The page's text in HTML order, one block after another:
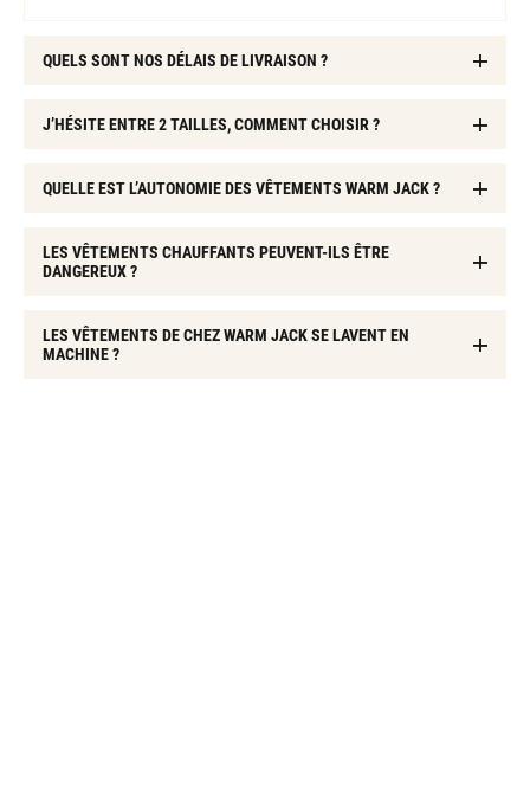
QUELS SONT NOS DÉLAIS DE LIVRAISON ?
J’HÉSITE ENTRE 2 TAILLES, COMMENT CHOISIR ?
QUELLE EST L’AUTONOMIE DES VÊTEMENTS WARM JACK ?
LES VÊTEMENTS CHAUFFANTS PEUVENT-ILS ÊTRE
DANGEREUX ?
LES VÊTEMENTS DE CHEZ WARM JACK SE LAVENT EN
MACHINE ?